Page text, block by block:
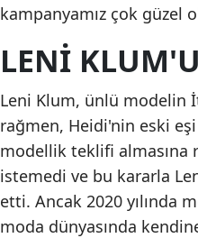
kampanyamız çok güzel
LENI
Leni Klum, ünlü modelin
rağmen, Heidi'nin eski
modellik teklifi almasına
istemedi ve bu kararla
etti. Ancak 2020 yılında
moda dünyasında